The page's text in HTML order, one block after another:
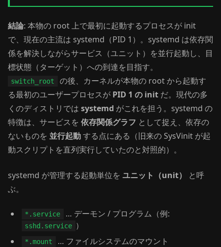
結論: 本物の root 上で最初に起動するプロセスが init
で、現在の主流は systemd（PID 1）。systemd は依存関
係を解決しながらサービス（ユニット）を並行起動し、目
標状態（ターゲット）への到達を目指す。
switch_root
の後、カーネルが本物の root から起動す
る最初のユーザープロセスが PID 1 の init だ。現代の多
くのディストリでは systemd がこれを担う。systemd の
特徴は、サービスを 依存関係グラフ として捉え、依存の
ないものを 並行起動する点にある（旧来の SysVinit が起
動スクリプトを直列実行していたのと対照的）。
systemd が管理する起動単位を ユニット（unit）
と呼
ぶ。
*.service … デーモン / プログラム（例:
sshd.service ）
*.mount … ファイルシステムのマウント